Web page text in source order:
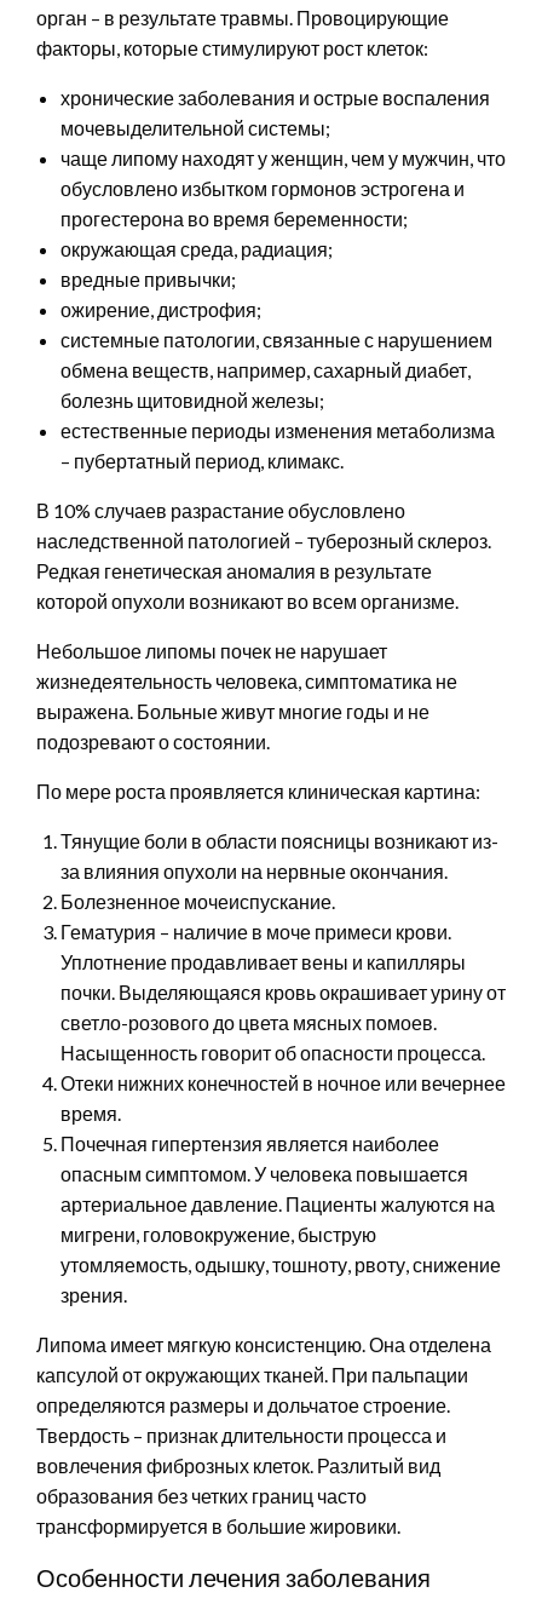
орган – в результате травмы. Провоцирующие
факторы, которые стимулируют рост клеток:
хронические заболевания и острые воспаления
мочевыделительной системы;
чаще липому находят у женщин, чем у мужчин, что
обусловлено избытком гормонов эстрогена и
прогестерона во время беременности;
окружающая среда, радиация;
вредные привычки;
ожирение, дистрофия;
системные патологии, связанные с нарушением
обмена веществ, например, сахарный диабет,
болезнь щитовидной железы;
естественные периоды изменения метаболизма
– пубертатный период, климакс.
В 10% случаев разрастание обусловлено
наследственной патологией – туберозный склероз.
Редкая генетическая аномалия в результате
которой опухоли возникают во всем организме.
Небольшое липомы почек не нарушает
жизнедеятельность человека, симптоматика не
выражена. Больные живут многие годы и не
подозревают о состоянии.
По мере роста проявляется клиническая картина:
Тянущие боли в области поясницы возникают из-
за влияния опухоли на нервные окончания.
Болезненное мочеиспускание.
Гематурия – наличие в моче примеси крови.
Уплотнение продавливает вены и капилляры
почки. Выделяющаяся кровь окрашивает урину от
светло-розового до цвета мясных помоев.
Насыщенность говорит об опасности процесса.
Отеки нижних конечностей в ночное или вечернее
время.
Почечная гипертензия является наиболее
опасным симптомом. У человека повышается
артериальное давление. Пациенты жалуются на
мигрени, головокружение, быструю
утомляемость, одышку, тошноту, рвоту, снижение
зрения.
Липома имеет мягкую консистенцию. Она отделена
капсулой от окружающих тканей. При пальпации
определяются размеры и дольчатое строение.
Твердость – признак длительности процесса и
вовлечения фиброзных клеток. Разлитый вид
образования без четких границ часто
трансформируется в большие жировики.
Особенности лечения заболевания